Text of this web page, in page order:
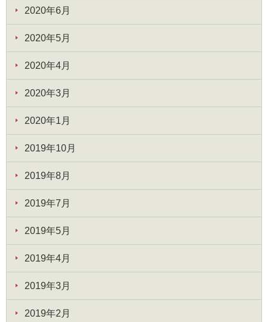
2020年6月
2020年5月
2020年4月
2020年3月
2020年1月
2019年10月
2019年8月
2019年7月
2019年5月
2019年4月
2019年3月
2019年2月